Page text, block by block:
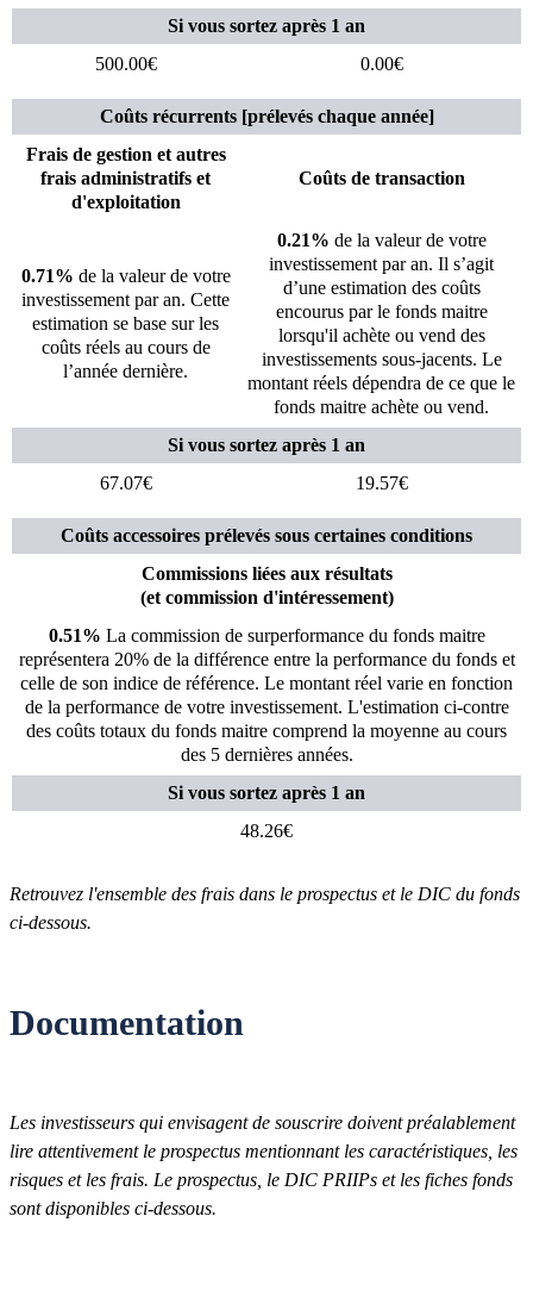
Si vous sortez après 1 an
500.00€
0.00€
Coûts récurrents [prélevés chaque année]
Frais de gestion et autres
frais administratifs et
d'exploitation
Coûts de transaction
0.71% de la valeur de votre
investissement par an. Cette
estimation se base sur les
coûts réels au cours de
l’année dernière.
0.21% de la valeur de votre
investissement par an. Il s’agit
d’une estimation des coûts
encourus par le fonds maitre
lorsqu'il achète ou vend des
investissements sous-jacents. Le
montant réels dépendra de ce que le
fonds maitre achète ou vend.
Si vous sortez après 1 an
67.07€
19.57€
Coûts accessoires prélevés sous certaines conditions
Commissions liées aux résultats
(et commission d'intéressement)
0.51% La commission de surperformance du fonds maitre
représentera 20% de la différence entre la performance du fonds et
celle de son indice de référence. Le montant réel varie en fonction
de la performance de votre investissement. L'estimation ci-contre
des coûts totaux du fonds maitre comprend la moyenne au cours
des 5 dernières années.
Si vous sortez après 1 an
48.26€
Retrouvez l'ensemble des frais dans le prospectus et le DIC du fonds
ci-dessous.
Documentation
Les investisseurs qui envisagent de souscrire doivent préalablement
lire attentivement le prospectus mentionnant les caractéristiques, les
risques et les frais. Le prospectus, le DIC PRIIPs et les fiches fonds
sont disponibles ci-dessous.